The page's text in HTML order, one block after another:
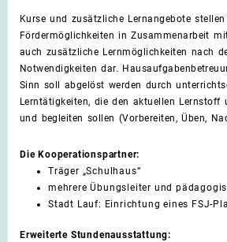
Kurse und zusätzliche Lernangebote
Fördermöglichkeiten in Zusammenarbeit
auch zusätzliche Lernmöglichkeiten nach
Notwendigkeiten dar.
Sinn soll abgelöst werden durch
Lerntätigkeiten, dieden aktuellen Lernstoff
und begleiten sollen (Vorbereiten, Üben,
Die Kooperationspartner:
Träger „Schulhaus“
mehrere Übungsleiter und
Stadt Lauf: Einrichtung eines FSJ-
Erweiterte Stundenausstattung: